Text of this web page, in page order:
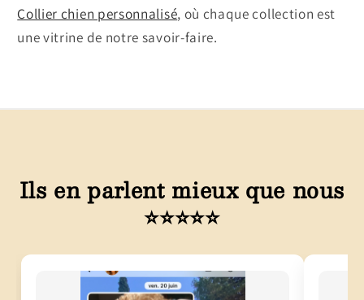
Collier chien personnalisé, où chaque collection est
une vitrine de notre savoir-faire.
Ils en parlent mieux que nous
⭐⭐⭐⭐⭐